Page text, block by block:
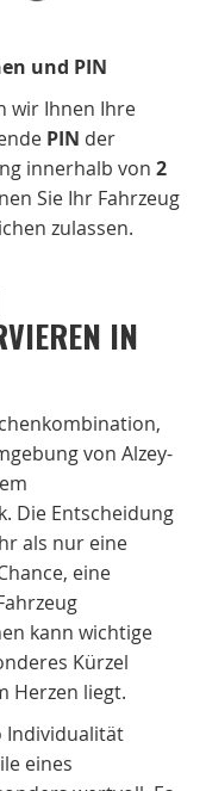
und PIN
wir Ihnen Ihre
PIN der
innerhalb von 2
Sie Ihr Fahrzeug
zulassen.
IN
von Alzey-
Die Entscheidung
als nur eine
eine
kann wichtige
Kürzel
Herzen liegt.
Individualität
eines